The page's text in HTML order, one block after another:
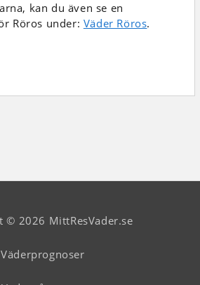
kan du även se en
Röros under: Väder Röros.
© 2026 MittResVader.se
Väderprognoser